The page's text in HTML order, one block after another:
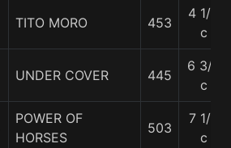
TITO MORO 453
4 1/4
c
UNDER COVER 445
6 3/4
c
POWER OF
HORSES
503
7 1/4
c